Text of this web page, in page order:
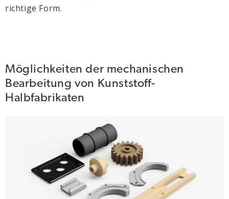
richtige Form.
Möglichkeiten der mechanischen
Bearbeitung von Kunststoff-
Halbfabrikaten